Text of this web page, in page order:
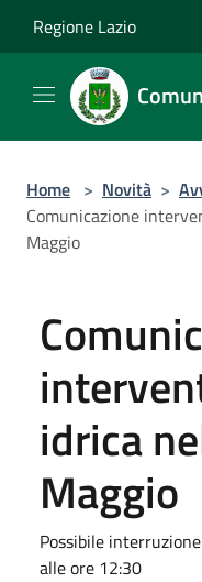
Regione Lazio
Home > Novità >
Comunicazione
Maggio
idrica
Maggio
Possibile
alle ore 12:30